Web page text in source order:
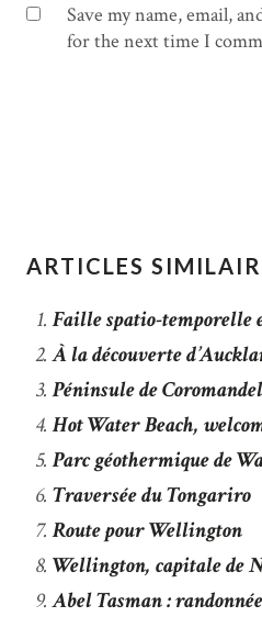
Save my name, email,
for the next time I
ARTICLES
Faille spatio-temporelle
À la découverte
Péninsule de Coromandel
Hot Water Beach,
Parc géothermique de
Traversée du Tongariro
Route pour Wellington
Wellington, capitale de
Abel Tasman :